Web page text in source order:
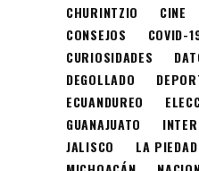
CHURINTZIO
CINE
CONSEJOS
COVID-
CURIOSIDADES
DEGOLLADO
ECUANDUREO
GUANAJUATO
JALISCO
LA PIEDAD